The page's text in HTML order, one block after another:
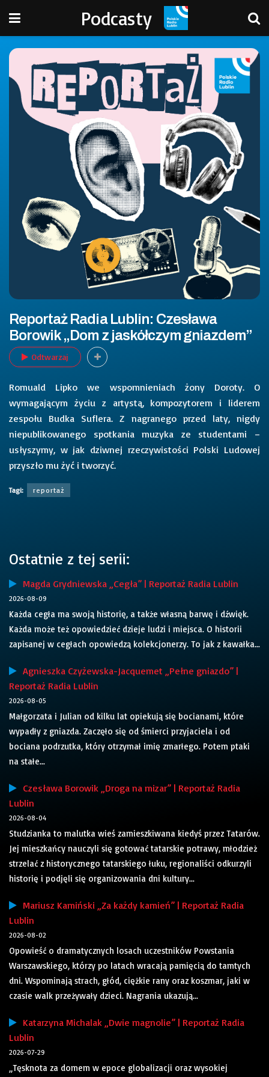
Podcasty
Reportaż Radia Lublin: Czesława
Borowik „Dom z jaskółczym gniazdem”
Odtwarzaj
Romuald Lipko we wspomnieniach żony Doroty. O
wymagającym życiu z artystą, kompozytorem i liderem
zespołu Budka Suflera. Z nagranego przed laty, nigdy
niepublikowanego spotkania muzyka ze studentami –
usłyszymy, w jak dziwnej rzeczywistości Polski Ludowej
przyszło mu żyć i tworzyć.
Tagi: reportaż
Ostatnie z tej serii:
Magda Grydniewska „Cegła” | Reportaż Radia Lublin
2026-08-09
Każda cegła ma swoją historię, a także własną barwę i dźwięk.
Każda może też opowiedzieć dzieje ludzi i miejsca. O historii
zapisanej w cegłach opowiedzą kolekcjonerzy. To jak z kawałka...
Agnieszka Czyżewska-Jacquemet „Pełne gniazdo” |
Reportaż Radia Lublin
2026-08-05
Małgorzata i Julian od kilku lat opiekują się bocianami, które
wypadły z gniazda. Zaczęło się od śmierci przyjaciela i od
bociana podrzutka, który otrzymał imię zmarłego. Potem ptaki
na stałe...
Czesława Borowik „Droga na mizar” | Reportaż Radia
Lublin
2026-08-04
Studzianka to malutka wieś zamieszkiwana kiedyś przez Tatarów.
Jej mieszkańcy nauczyli się gotować tatarskie potrawy, młodzież
strzelać z historycznego tatarskiego łuku, regionaliści odkurzyli
historię i podjęli się organizowania dni kultury...
Mariusz Kamiński „Za każdy kamień” | Reportaż Radia
Lublin
2026-08-02
Opowieść o dramatycznych losach uczestników Powstania
Warszawskiego, którzy po latach wracają pamięcią do tamtych
dni. Wspominają strach, głód, ciężkie rany oraz koszmar, jaki w
czasie walk przeżywały dzieci. Nagrania ukazują...
Katarzyna Michalak „Dwie magnolie” | Reportaż Radia
Lublin
2026-07-29
„Tęsknota za domem w epoce globalizacji oraz wysokiej